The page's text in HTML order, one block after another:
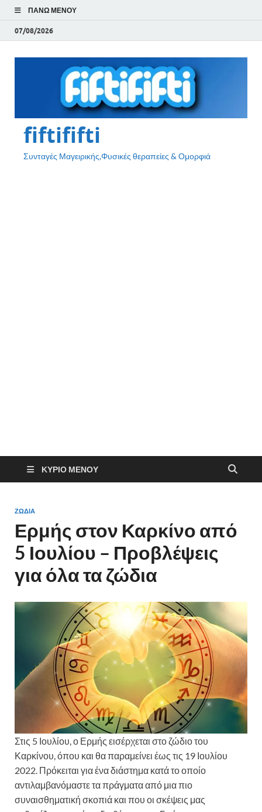
ΠΆΝΩ ΜΕΝΟΎ
07/08/2026
fiftififti
Συνταγές Μαγειρικής,Φυσικές θεραπείες & Ομορφιά
ΚΎΡΙΟ ΜΕΝΟΎ
ΖΩΔΙΑ
Ερμής στον Καρκίνο από
5 Ιουλίου – Προβλέψεις
για όλα τα ζώδια
Στις 5 Ιουλίου, ο Ερμής εισέρχεται στο ζώδιο του
Καρκίνου, όπου και θα παραμείνει έως τις 19 Ιουλίου
2022. Πρόκειται για ένα διάστημα κατά το οποίο
αντιλαμβανόμαστε τα πράγματα από μια πιο
συναισθηματική σκοπιά και που οι σκέψεις μας